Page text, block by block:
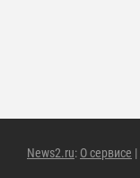
News2.ru: О сервисе |